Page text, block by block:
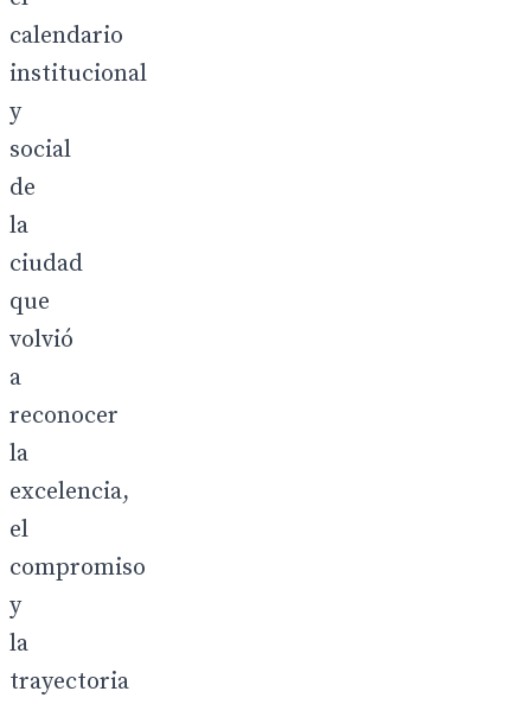
calendario
institucional
y
social
de
la
ciudad
que
volvió
a
reconocer
la
excelencia,
el
compromiso
y
la
trayectoria